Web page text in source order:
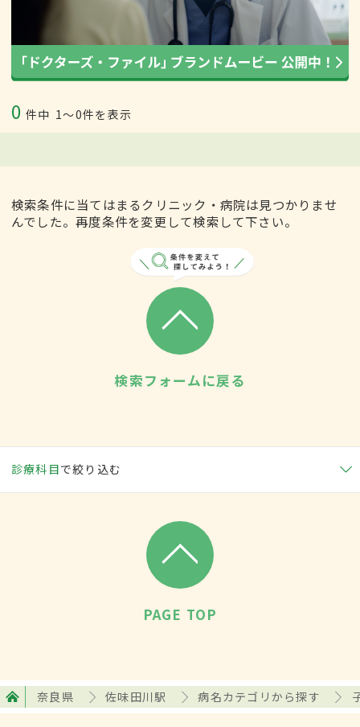
0 件中 1〜0件を表示
検索条件に当てはまるクリニック・病院は見つかりませ
んでした。再度条件を変更して検索して下さい。
検索フォームに戻る
診療科目で絞り込む
PAGE TOP
奈良県 佐味田川駅 病名カテゴリから探す